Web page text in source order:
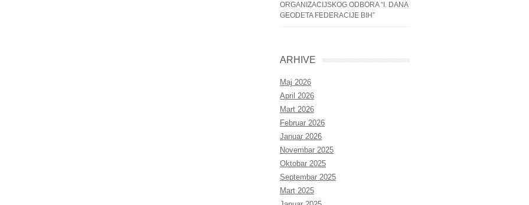
ORGANIZACIJSKOG ODBORA “I. DANA
GEODETA FEDERACIJE BIH”
ARHIVE
Maj 2026
April 2026
Mart 2026
Februar 2026
Januar 2026
Novembar 2025
Oktobar 2025
Septembar 2025
Mart 2025